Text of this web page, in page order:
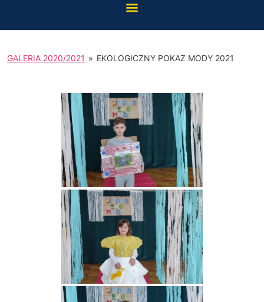
GALERIA 2020/2021 » EKOLOGICZNY POKAZ MODY 2021